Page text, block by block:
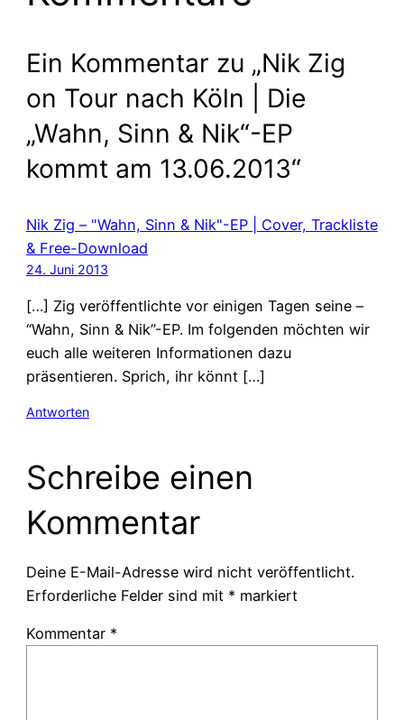
Ein Kommentar zu „Nik Zig
on Tour nach Köln | Die
„Wahn, Sinn & Nik“-EP
kommt am 13.06.2013“
Nik Zig – "Wahn, Sinn & Nik"-EP | Cover, Trackliste
& Free-Download
24. Juni 2013
[…] Zig veröffentlichte vor einigen Tagen seine –
“Wahn, Sinn & Nik”-EP. Im folgenden möchten wir
euch alle weiteren Informationen dazu
präsentieren. Sprich, ihr könnt […]
Antworten
Schreibe einen
Kommentar
Deine E-Mail-Adresse wird nicht veröffentlicht.
Erforderliche Felder sind mit * markiert
Kommentar *